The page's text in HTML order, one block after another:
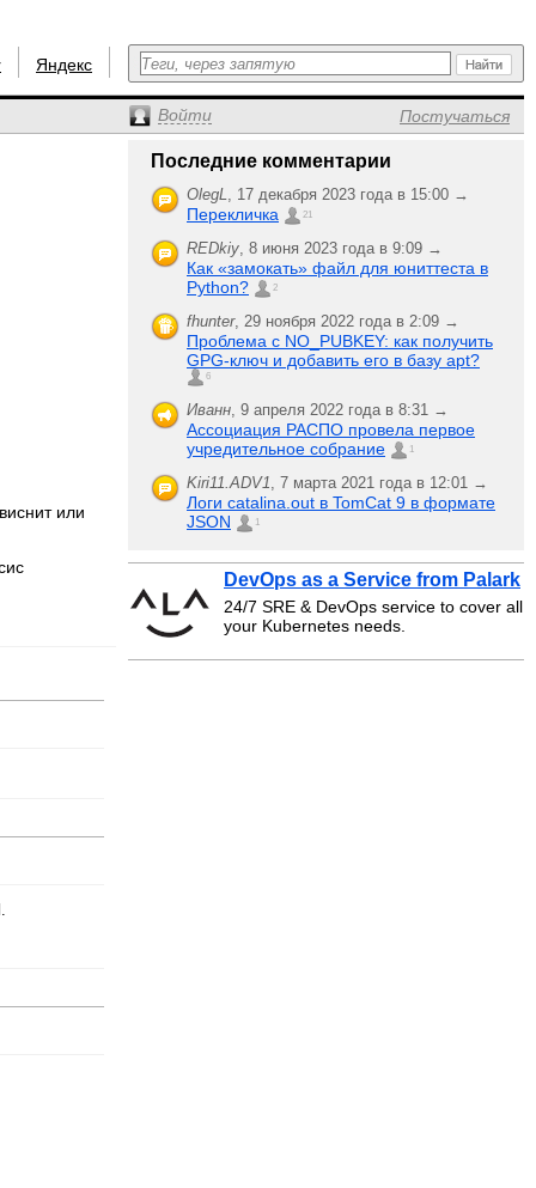
Яндекс
Войти Постучаться
или
Последние комментарии
OlegL, 17 декабря 2023 года в 15:00 →
Перекличка 21
REDkiy, 8 июня 2023 года в 9:09 →
Как «замокать» файл для юниттеста в
Python?
2
fhunter, 29 ноября 2022 года в 2:09 →
Проблема с NO_PUBKEY: как получить
GPG-ключ и добавить его в базу apt?
6
Иванн, 9 апреля 2022 года в 8:31 →
Ассоциация РАСПО провела первое
учредительное собрание
1
Kiri11.ADV1, 7 марта 2021 года в 12:01 →
Логи catalina.out в TomCat 9 в формате
JSON
1
DevOps as a Service from Palark
24/7 SRE & DevOps service to cover all
your Kubernetes needs.